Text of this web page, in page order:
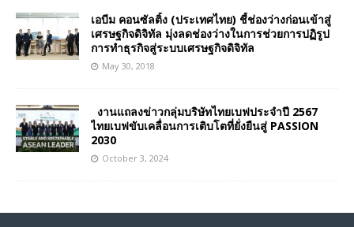
เอบีม คอนซัลติ้ง (ประเทศไทย) ชี้ช่องว่างก่อนเข้าสู่
เศรษฐกิจดิจิทัล มุ่งลดช่องว่างในการช่วยการปฏิรูป
การทำธุรกิจสู่ระบบเศรษฐกิจดิจิทัล
May 30, 2018
งานแถลงข่าวกลุ่มบริษัทไทยเบฟประจำปี 2567
ไทยเบฟขับเคลื่อนการเติบโตที่ยั่งยืนสู่ PASSION
2030
October 3, 2024